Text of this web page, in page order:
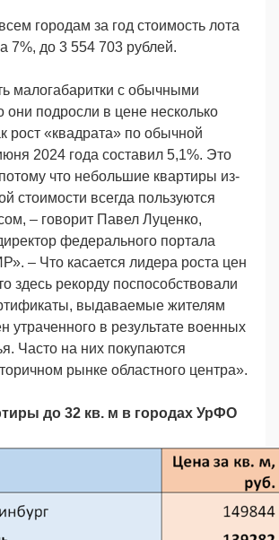
городам за год стоимость лота
7%, до 3 554 703 рублей.
малогабаритки с обычными
они подросли в цене несколько
рост «квадрата» по обычной
2024 года составил 5,1%. Это
что небольшие квартиры из-
стоимости всегда пользуются
– говорит Павел Луценко,
федерального портала
– Что касается лидера роста цен
здесь рекорду поспособствовали
выдаваемые жителям
утраченного в результате военных
Часто на них покупаются
рынке областного центра».
до 32 кв. м в городах УрФО